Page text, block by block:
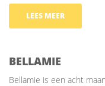
LEES MEER
BELLAMIE
Bellamie is een acht